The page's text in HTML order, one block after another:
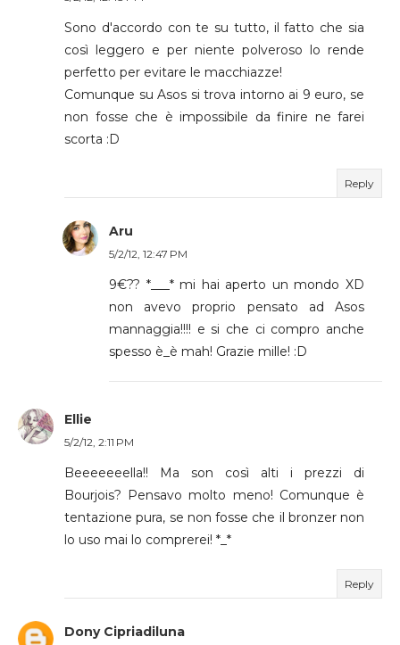
Sono d'accordo con te su tutto, il fatto che sia
così leggero e per niente polveroso lo rende
perfetto per evitare le macchiazze!
Comunque su Asos si trova intorno ai 9 euro, se
non fosse che è impossibile da finire ne farei
scorta :D
Reply
Aru
5/2/12, 12:47 PM
9€?? *___* mi hai aperto un mondo XD
non avevo proprio pensato ad Asos
mannaggia!!!! e si che ci compro anche
spesso è_è mah! Grazie mille! :D
Ellie
5/2/12, 2:11 PM
Beeeeeeella!! Ma son così alti i prezzi di
Bourjois? Pensavo molto meno! Comunque è
tentazione pura, se non fosse che il bronzer non
lo uso mai lo comprerei! *_*
Reply
Dony Cipriadiluna